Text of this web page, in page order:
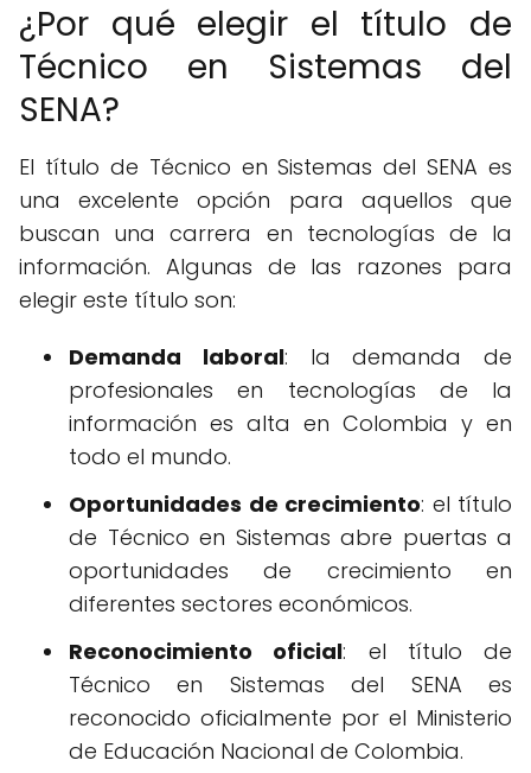
¿Por qué elegir el título de
Técnico en Sistemas del
SENA?
El título de Técnico en Sistemas del SENA es
una excelente opción para aquellos que
buscan una carrera en tecnologías de la
información. Algunas de las razones para
elegir este título son:
Demanda laboral: la demanda de
profesionales en tecnologías de la
información es alta en Colombia y en
todo el mundo.
Oportunidades de crecimiento: el título
de Técnico en Sistemas abre puertas a
oportunidades de crecimiento en
diferentes sectores económicos.
Reconocimiento oficial: el título de
Técnico en Sistemas del SENA es
reconocido oficialmente por el Ministerio
de Educación Nacional de Colombia.